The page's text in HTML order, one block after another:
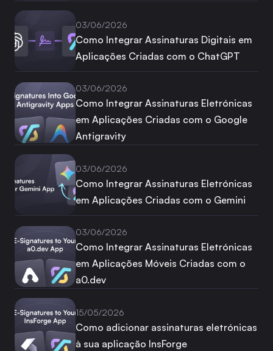
03/06/2026
Como Integrar Assinaturas Digitais em
Aplicações Criadas com o ChatGPT
03/06/2026
Como Integrar Assinaturas Eletrónicas
em Aplicações Criadas com o Google
Antigravity
03/06/2026
Como Integrar Assinaturas Eletrónicas
em Aplicações Criadas com o Gemini
03/06/2026
Como Integrar Assinaturas Eletrónicas
em Aplicações Móveis Criadas com o
a0.dev
15/05/2026
Como adicionar assinaturas eletrónicas
à sua aplicação InsForge